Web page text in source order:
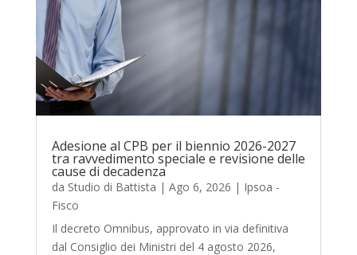
Adesione al CPB per il biennio 2026-2027
tra ravvedimento speciale e revisione delle
cause di decadenza
da Studio di Battista | Ago 6, 2026 | Ipsoa -
Fisco
Il decreto Omnibus, approvato in via definitiva
dal Consiglio dei Ministri del 4 agosto 2026,